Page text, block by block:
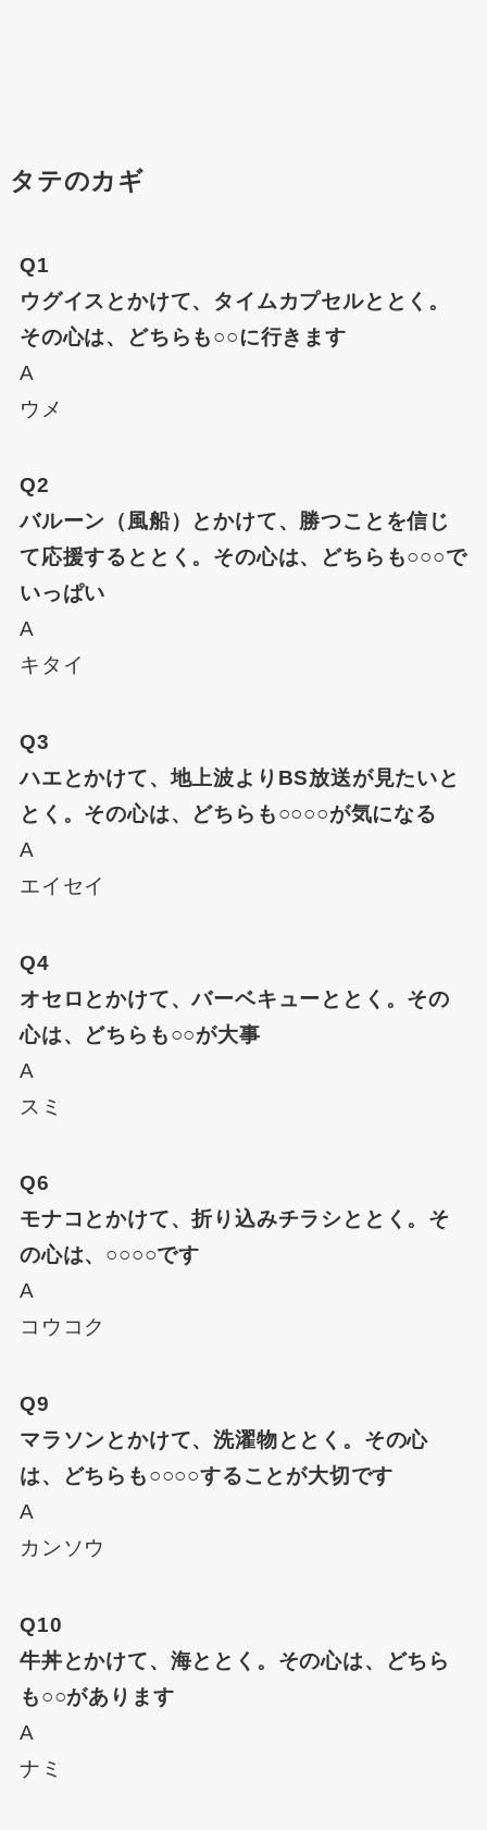
タテのカギ
Q1
ウグイスとかけて、タイムカプセルととく。
その心は、どちらも○○に行きます
A
ウメ
Q2
バルーン（風船）とかけて、勝つことを信じ
て応援するととく。その心は、どちらも○○○で
いっぱい
A
キタイ
Q3
ハエとかけて、地上波よりBS放送が見たいと
とく。その心は、どちらも○○○○が気になる
A
エイセイ
Q4
オセロとかけて、バーベキューととく。その
心は、どちらも○○が大事
A
スミ
Q6
モナコとかけて、折り込みチラシととく。そ
の心は、○○○○です
A
コウコク
Q9
マラソンとかけて、洗濯物ととく。その心
は、どちらも○○○○することが大切です
A
カンソウ
Q10
牛丼とかけて、海ととく。その心は、どちら
も○○があります
A
ナミ